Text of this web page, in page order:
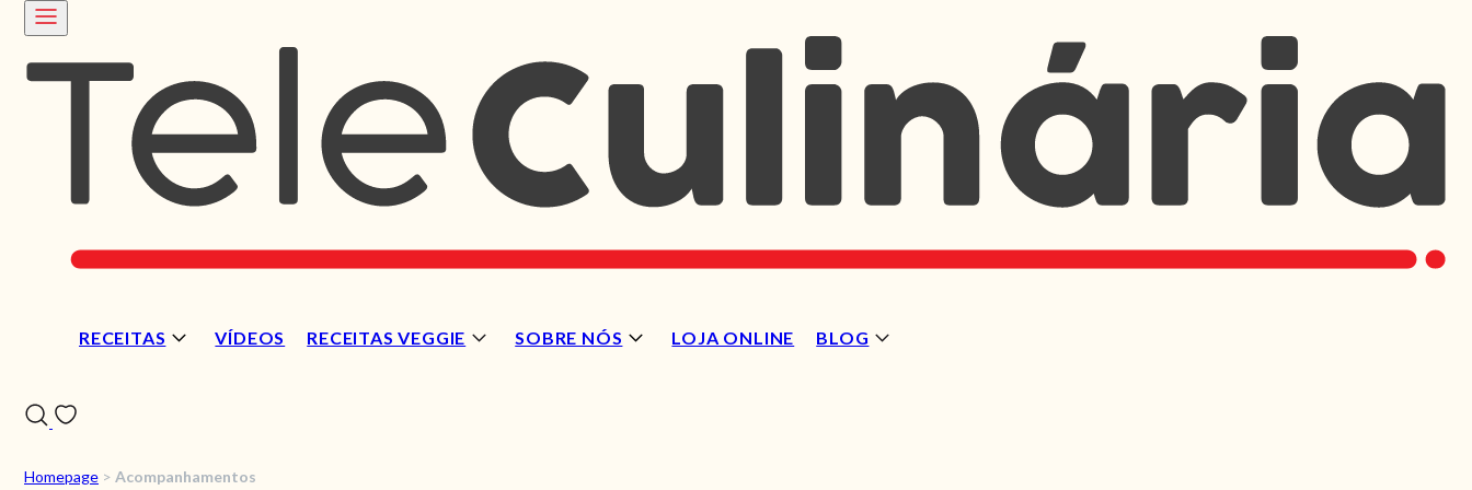
RECEITAS VÍDEOS RECEITAS VEGGIE SOBRE NÓS LOJA ONLINE BLOG
Homepage > Acompanhamentos